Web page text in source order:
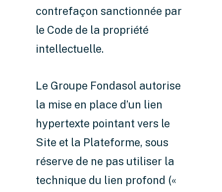
contrefaçon sanctionnée par
le Code de la propriété
intellectuelle.
Le Groupe Fondasol autorise
la mise en place d’un lien
hypertexte pointant vers le
Site et la Plateforme, sous
réserve de ne pas utiliser la
technique du lien profond («